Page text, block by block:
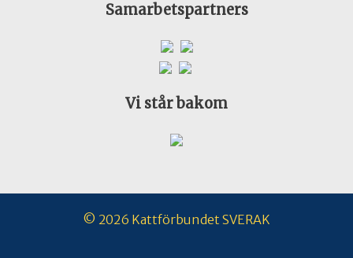
Samarbetspartners
Vi står bakom
© 2026 Kattförbundet SVERAK